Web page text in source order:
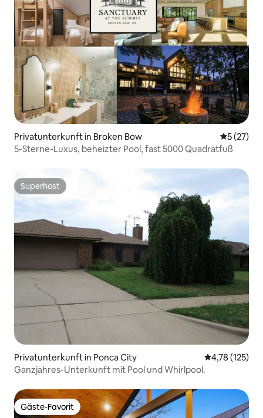
Privatunterkunft in Broken Bow
5 (27)
5-Sterne-Luxus, beheizter Pool, fast 5000 Quadratfuß
Superhost
Superhost
Privatunterkunft in Ponca City
4,78 (125)
Ganzjahres-Unterkunft mit Pool und Whirlpool.
Gäste-Favorit
Gäste-Favorit